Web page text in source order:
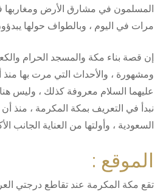
المسلمون في مشارق الأرض
مرات في اليوم ، وبالطواف حولها
إن قصة بناء مكة والمسجد الحرام
ومشهورة ، والأحداث التي مرت بها منذ
عليهما السلام معروفة كذلك ، وليس هنا
نبدأ في التعريف بمكة المكرمة ، منذ
السعودية ، وأولتها من العناية الجانب
الموقع :